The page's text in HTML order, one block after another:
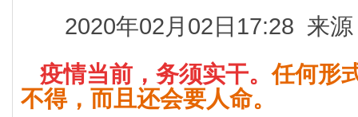
2020年02月02日17:28 来源
疫情当前，务须实干。任何形
不得，而且还会要人命。